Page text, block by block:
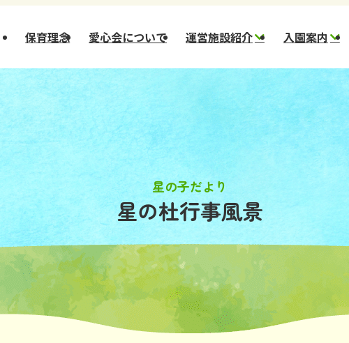
保育理念 愛心会について 運営施設紹介
幼保連携型認定 星の
子こども園
幼保連携型認定 星の
杜こども園
幼保連携型認定 ほし
のさとこども園
スター保育園
コメット保育園
小規模保育園 ステラ
小規模保育園 ほしぞ
ら
鹿の子台児童館
入園案内
一
星の杜行事風景
星の子だより